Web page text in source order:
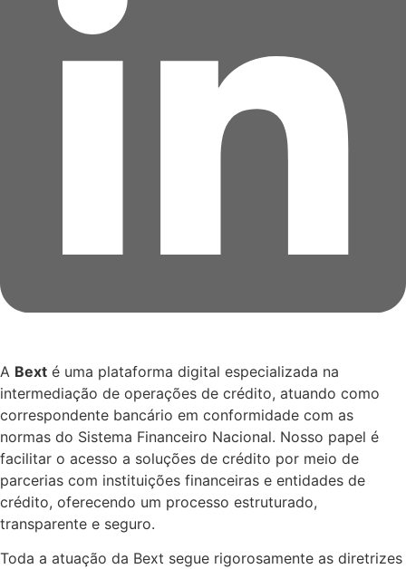
A Bext é uma plataforma digital especializada na
intermediação de operações de crédito, atuando como
correspondente bancário em conformidade com as
normas do Sistema Financeiro Nacional. Nosso papel é
facilitar o acesso a soluções de crédito por meio de
parcerias com instituições financeiras e entidades de
crédito, oferecendo um processo estruturado,
transparente e seguro.
Toda a atuação da Bext segue rigorosamente as diretrizes